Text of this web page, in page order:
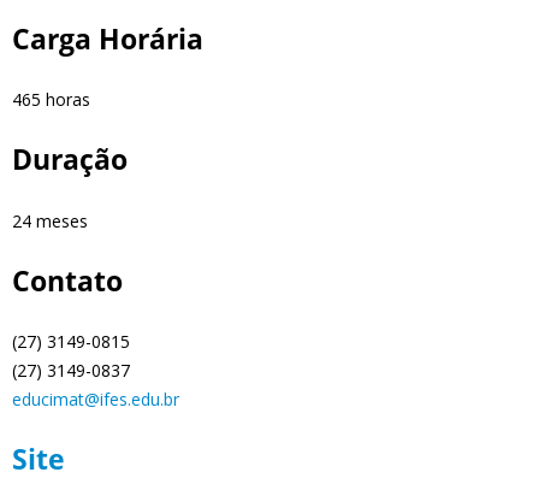
Carga Horária
465 horas
Duração
24 meses
Contato
(27) 3149-0815
(27) 3149-0837
educimat@ifes.edu.br
Site